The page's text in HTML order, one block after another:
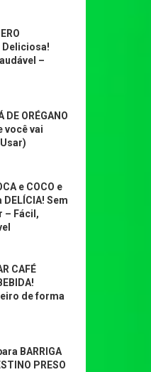
Deliciosa!
–
ORÉGANO
você vai
e COCO e
DELÍCIA! Sem
– Fácil,
CAFÉ
de forma
BARRIGA
PRESO